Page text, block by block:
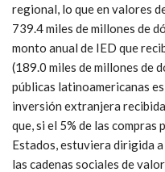
regional, lo que en valores
739.4 miles de millones de
monto anual de IED que
(189.0 miles de millones de
públicas latinoamericanas
inversión extranjera
que, si el 5% de las
Estados, estuviera dirigida
las cadenas sociales de